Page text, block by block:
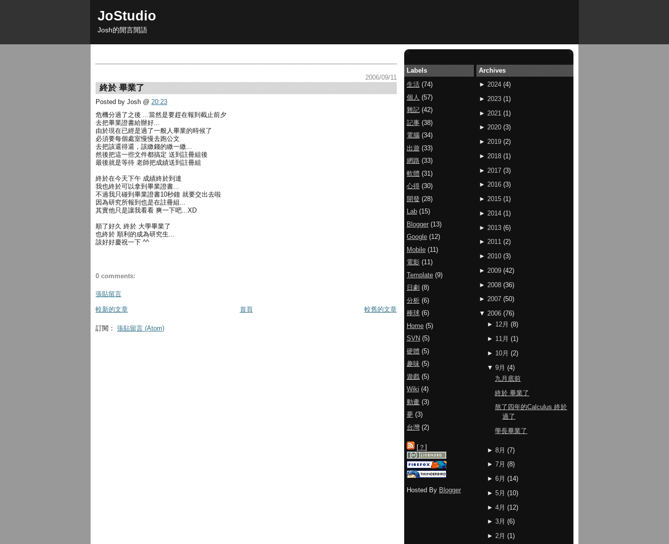
JoStudio
Josh的閒言閒語
2006/09/11
終於 畢業了
Posted by Josh @ 20:23
危機分過了之後 ...當然是要趕在報到截止前夕
去把畢業證書給辦好...
由於現在已經是過了一般人畢業的時候了
必須要每個處室慢慢去跑公文
去把該還得還，該繳錢的繳一繳...
然後把這一些文件都搞定 送到註冊組後
最後就是等待 老師把成績送到註冊組
終於在今天下午 成績終於到達
我也終於可以拿到畢業證書...
不過我只碰到畢業證書10秒鐘 就要交出去啦
因為研究所報到也是在註冊組...
其實他只是讓我看看 爽一下吧...XD
順了好久 終於 大學畢業了
也終於 順利的成為研究生...
該好好慶祝一下 ^^
0 comments:
張貼留言
較新的文章 較舊的文章
首頁
訂閱： 張貼留言 (Atom)
Archives
► 2024 (4)
► 2023 (1 )
► 2021 (1)
► 2020 (3)
► 2019 (2)
► 2018 (1 )
► 2017 (3)
► 2016 (3)
► 2015 (1)
► 2014 (1 )
► 2013 (6)
► 2011 (2)
► 2010 (3)
► 2009 (42)
► 2008 (36)
► 2007 (50)
▼ 2006 (76)
► 12月 (8)
► 11月 (1)
► 10月 (2)
▼ 9月 (4)
九月底前
終於 畢業了
熬了四年的Calculus 終於
過了
學長畢業了
► 8月 (7)
► 7月 (8)
► 6月 (14)
► 5月 (10)
► 4月 (12)
► 3月 (6)
► 2月 (1)
Labels
生活 (74)
個人 (57)
雜記 (42)
記事 (38)
電腦 (34)
出遊 (33)
網路 (33)
軟體 (31)
心得 (30)
開發 (28)
Lab (15)
Blogger (13)
Google (12)
Mobile (11)
電影 (11)
Template (9)
日劇 (8)
分析 (6)
棒球 (6)
Home (5)
SVN (5)
硬體 (5)
趣味 (5)
遊戲 (5)
Wiki (4)
動畫 (3)
夢 (3)
台灣 (2)
[ ？ ]
Hosted By Blogger